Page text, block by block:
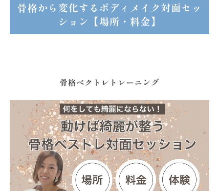
骨格から変化するボディメイク対面セッ
ション【場所・料金】
骨格ベクトレトレーニング